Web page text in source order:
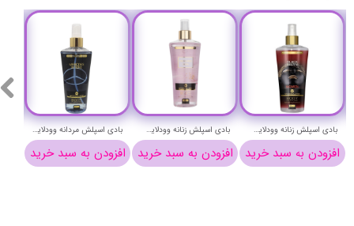
بادی اسپلش مردانه وودلایک مدل مرسدس اینتنس حجم 250 میلی لیتر - WOODLIKE MERCDES INTENS BODY SPLASH
افزودن به سبد خرید
بادی اسپلش زنانه وودلایک مدل تروساردی دانا (دونا) حجم 250 میلی لیتر - WOODLIKE TROSSARDI DONNA BODY SPLASH
افزودن به سبد خرید
بادی اسپلش زنانه وودلایک مدل بلک مارین (باکارات رژ) حجم 250 میلی لیتر - WOODLIKE BLACK MARIN (BACARAT ROUGE) BODY SPLASH
افزودن به سبد خرید